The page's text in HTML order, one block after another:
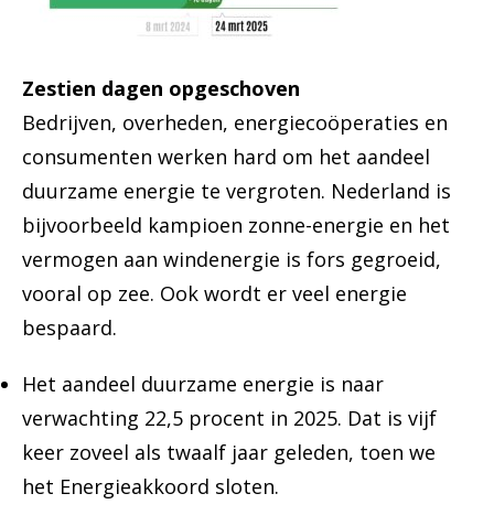
Zestien dagen opgeschoven
Bedrijven, overheden, energiecoöperaties en
consumenten werken hard om het aandeel
duurzame energie te vergroten. Nederland is
bijvoorbeeld kampioen zonne-energie en het
vermogen aan windenergie is fors gegroeid,
vooral op zee. Ook wordt er veel energie
bespaard.
Het aandeel duurzame energie is naar
verwachting 22,5 procent in 2025. Dat is vijf
keer zoveel als twaalf jaar geleden, toen we
het Energieakkoord sloten.